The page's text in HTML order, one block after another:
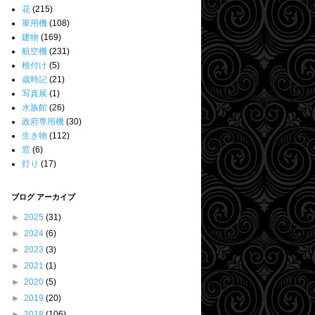
花 (215)
軍用機 (108)
建物 (169)
航空機 (231)
根付け (5)
歳時記 (21)
写真展 (1)
水族館 (26)
政府専用機 (30)
生き物 (112)
窓 (6)
灯り (17)
ブログ アーカイブ
► 2025 (31)
► 2024 (6)
► 2023 (3)
► 2021 (1)
► 2020 (5)
► 2019 (20)